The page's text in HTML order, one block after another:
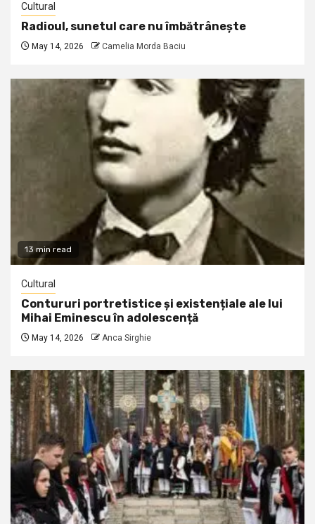
Cultural
Radioul, sunetul care nu îmbătrânește
May 14, 2026 Camelia Morda Baciu
13 min read
Cultural
Contururi portretistice și existențiale ale lui
Mihai Eminescu în adolescență
May 14, 2026 Anca Sirghie